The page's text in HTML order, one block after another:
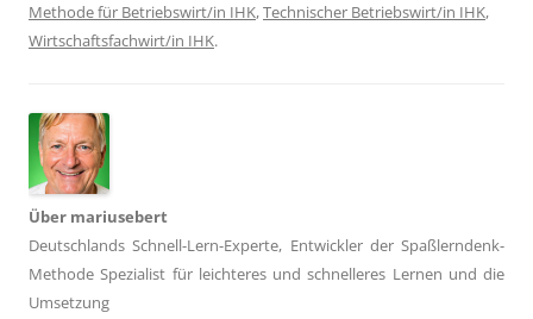
Methode für Betriebswirt/in IHK,Technischer Betriebswirt/in IHK,
Wirtschaftsfachwirt/in IHK.
Über mariusebert
Deutschlands Schnell-Lern-Experte, Entwickler der Spaßlerndenk-
Methode Spezialist für leichteres und schnelleres Lernen und die
Umsetzung